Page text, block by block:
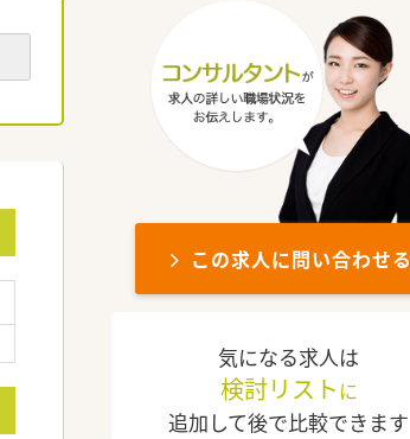
この求人に問い合わせる
気になる求人は
検討リスト に
追加して後で比較できます